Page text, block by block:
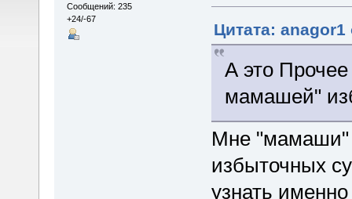
Сообщений: 235
+24/-67
Цитата: anagor1
А это
мамашей"
Мне "мамаши"
избыточных
узнать